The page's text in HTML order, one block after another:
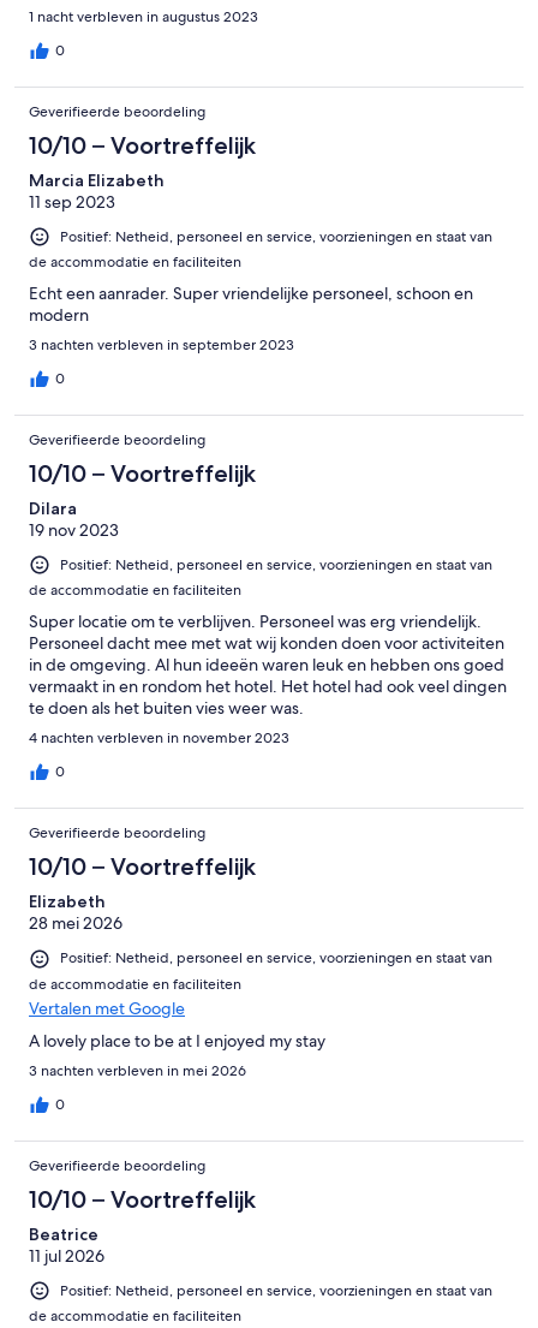
1 nacht verbleven in augustus 2023
0
Geverifieerde beoordeling
10/10 – Voortreffelijk
Marcia Elizabeth
11 sep 2023
Positief: Netheid, personeel en service, voorzieningen en staat van
de accommodatie en faciliteiten
Echt een aanrader. Super vriendelijke personeel, schoon en
modern
3 nachten verbleven in september 2023
0
Geverifieerde beoordeling
10/10 – Voortreffelijk
Dilara
19 nov 2023
Positief: Netheid, personeel en service, voorzieningen en staat van
de accommodatie en faciliteiten
Super locatie om te verblijven. Personeel was erg vriendelijk.
Personeel dacht mee met wat wij konden doen voor activiteiten
in de omgeving. Al hun ideeën waren leuk en hebben ons goed
vermaakt in en rondom het hotel. Het hotel had ook veel dingen
te doen als het buiten vies weer was.
4 nachten verbleven in november 2023
0
Geverifieerde beoordeling
10/10 – Voortreffelijk
Elizabeth
28 mei 2026
Positief: Netheid, personeel en service, voorzieningen en staat van
de accommodatie en faciliteiten
Vertalen met Google
A lovely place to be at I enjoyed my stay
3 nachten verbleven in mei 2026
0
Geverifieerde beoordeling
10/10 – Voortreffelijk
Beatrice
11 jul 2026
Positief: Netheid, personeel en service, voorzieningen en staat van
de accommodatie en faciliteiten